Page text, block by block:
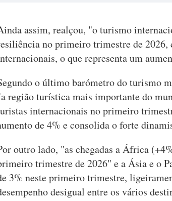
assim, realçou, "o turismo
no primeiro trimestre de 2026,
o que representa um
o último barómetro do turismo
região turística mais importante do
internacionais no primeiro
de 4% e consolida o forte
outro lado, "as chegadas a África
trimestre de 2026" e a Ásia e o
3% neste primeiro trimestre,
desigual entre os vários